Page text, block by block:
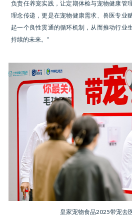
负责任养宠实践，让定期体检与宠物健康管
理念传递，更是在宠物健康需求、兽医专业
起一个良性贯通的循环机制，从而推动行业
持续的未来。”
皇家宠物食品2025带宠去